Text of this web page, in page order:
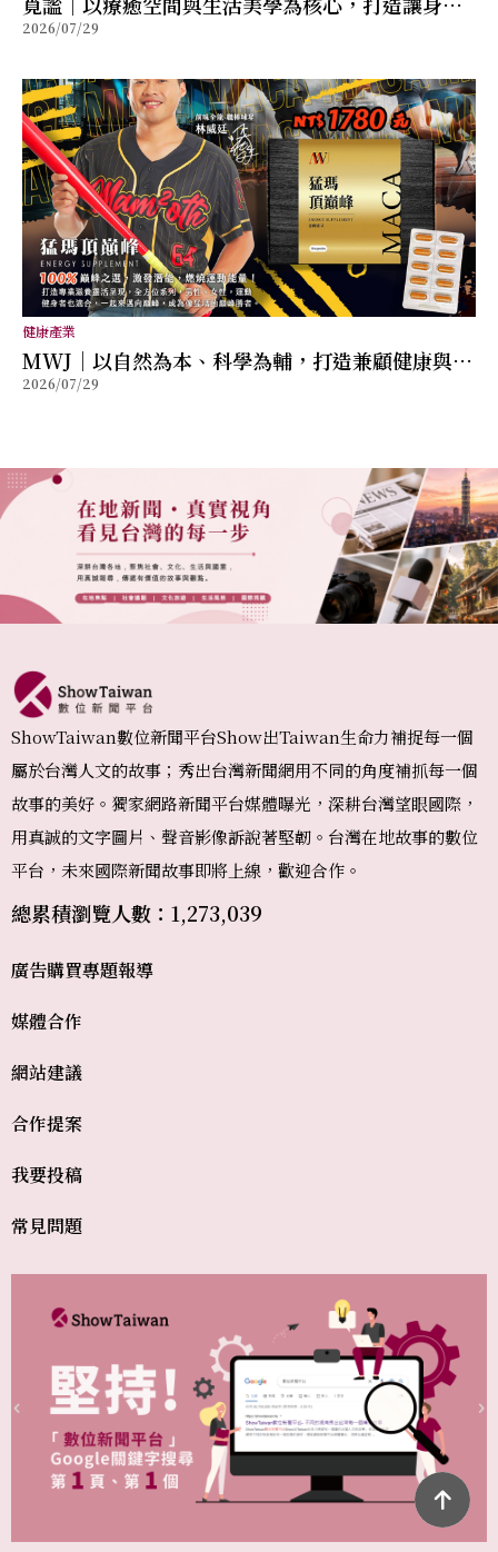
放鬆的質感生活提案
2026/07/29
健康產業
MWJ｜以自然為本、科學為輔，打造兼顧健康與幸
福的全方位保健品牌
2026/07/29
ShowTaiwan數位新聞平台Show出Taiwan生命力補捉每一個
屬於台灣人文的故事；秀出台灣新聞網用不同的角度補抓每一個
故事的美好。獨家網路新聞平台媒體曝光，深耕台灣望眼國際，
用真誠的文字圖片、聲音影像訴說著堅韌。台灣在地故事的數位
平台，未來國際新聞故事即將上線，歡迎合作。
總累積瀏覽人數：1,273,039
廣告購買
媒體合作
網站建議
合作提案
我要投稿
常見問題
專題報導